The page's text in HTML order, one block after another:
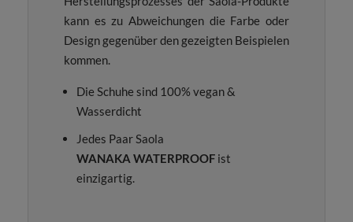
kann es zu Abweichungen die Farbe oder
Design gegenüber den gezeigten Beispielen
kommen.
Die Schuhe sind 100% vegan &
Wasserdicht
Jedes Paar Saola
WANAKA WATERPROOF ist
einzigartig.